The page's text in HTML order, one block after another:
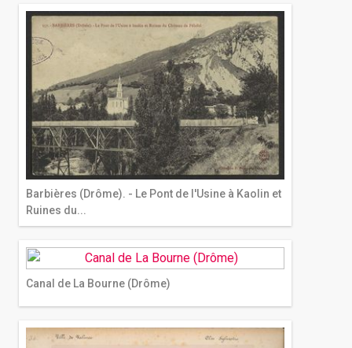
Barbières (Drôme). - Le Pont de l'Usine à Kaolin et
Ruines du...
Canal de La Bourne (Drôme)